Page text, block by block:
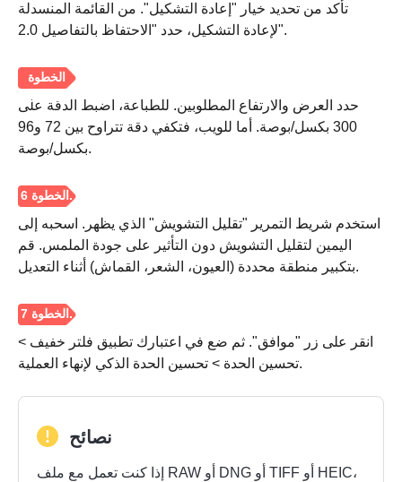
الخطوه 3.
تأكد من تحديد خيار "إعادة التشكيل". من القائمة المنسدلة
لإعادة التشكيل، حدد "الاحتفاظ بالتفاصيل 2.0".
حدد العرض والارتفاع المطلوبين. للطباعة، اضبط الدقة على
300 بكسل/بوصة. أما للويب، فتكفي دقة تتراوح بين 72 و96
بكسل/بوصة.
استخدم شريط التمرير "تقليل التشويش" الذي يظهر. اسحبه إلى
اليمين لتقليل التشويش دون التأثير على جودة الملمس. قم
بتكبير منطقة محددة (العيون، الشعر، القماش) أثناء التعديل.
انقر على زر "موافق". ثم ضع في اعتبارك تطبيق فلتر خفيف >
تحسين الحدة > تحسين الحدة الذكي لإنهاء العملية.
نصائح
إذا كنت تعمل مع ملف RAW أو DNG أو TIFF أو HEIC،